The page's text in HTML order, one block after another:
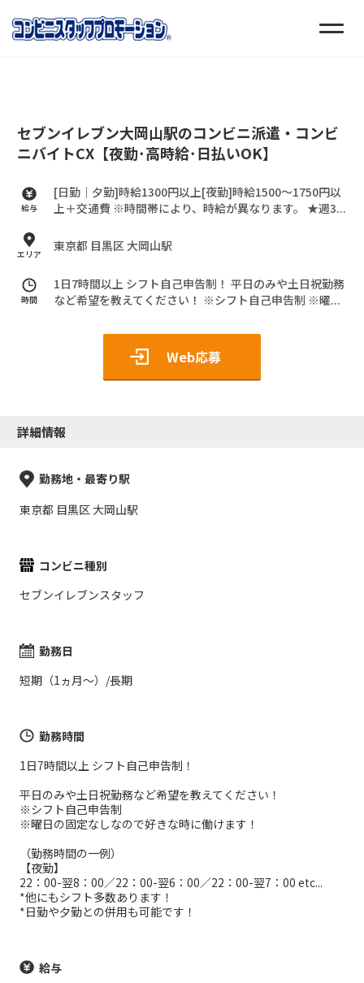
セブンイレブン大岡山駅のコンビニ派遣・コンビ
ニバイトCX【夜勤･高時給･日払いOK】
給与
[日勤｜夕勤]時給1300円以上[夜勤]時給1500～1750円以
上＋交通費 ※時間帯により、時給が異なります。 ★週3...
エリア 東京都 目黒区 大岡山駅
時間
1日7時間以上 シフト自己申告制！ 平日のみや土日祝勤務
など希望を教えてください！ ※シフト自己申告制 ※曜...
Web応募
詳細情報
勤務地・最寄り駅
東京都 目黒区 大岡山駅
コンビニ種別
セブンイレブンスタッフ
勤務日
短期（1ヵ月～）/長期
勤務時間
1日7時間以上 シフト自己申告制！
平日のみや土日祝勤務など希望を教えてください！
※シフト自己申告制
※曜日の固定なしなので好きな時に働けます！
（勤務時間の一例）
【夜勤】
22：00-翌8：00／22：00-翌6：00／22：00-翌7：00 etc...
*他にもシフト多数あります！
*日勤や夕勤との併用も可能です！
給与